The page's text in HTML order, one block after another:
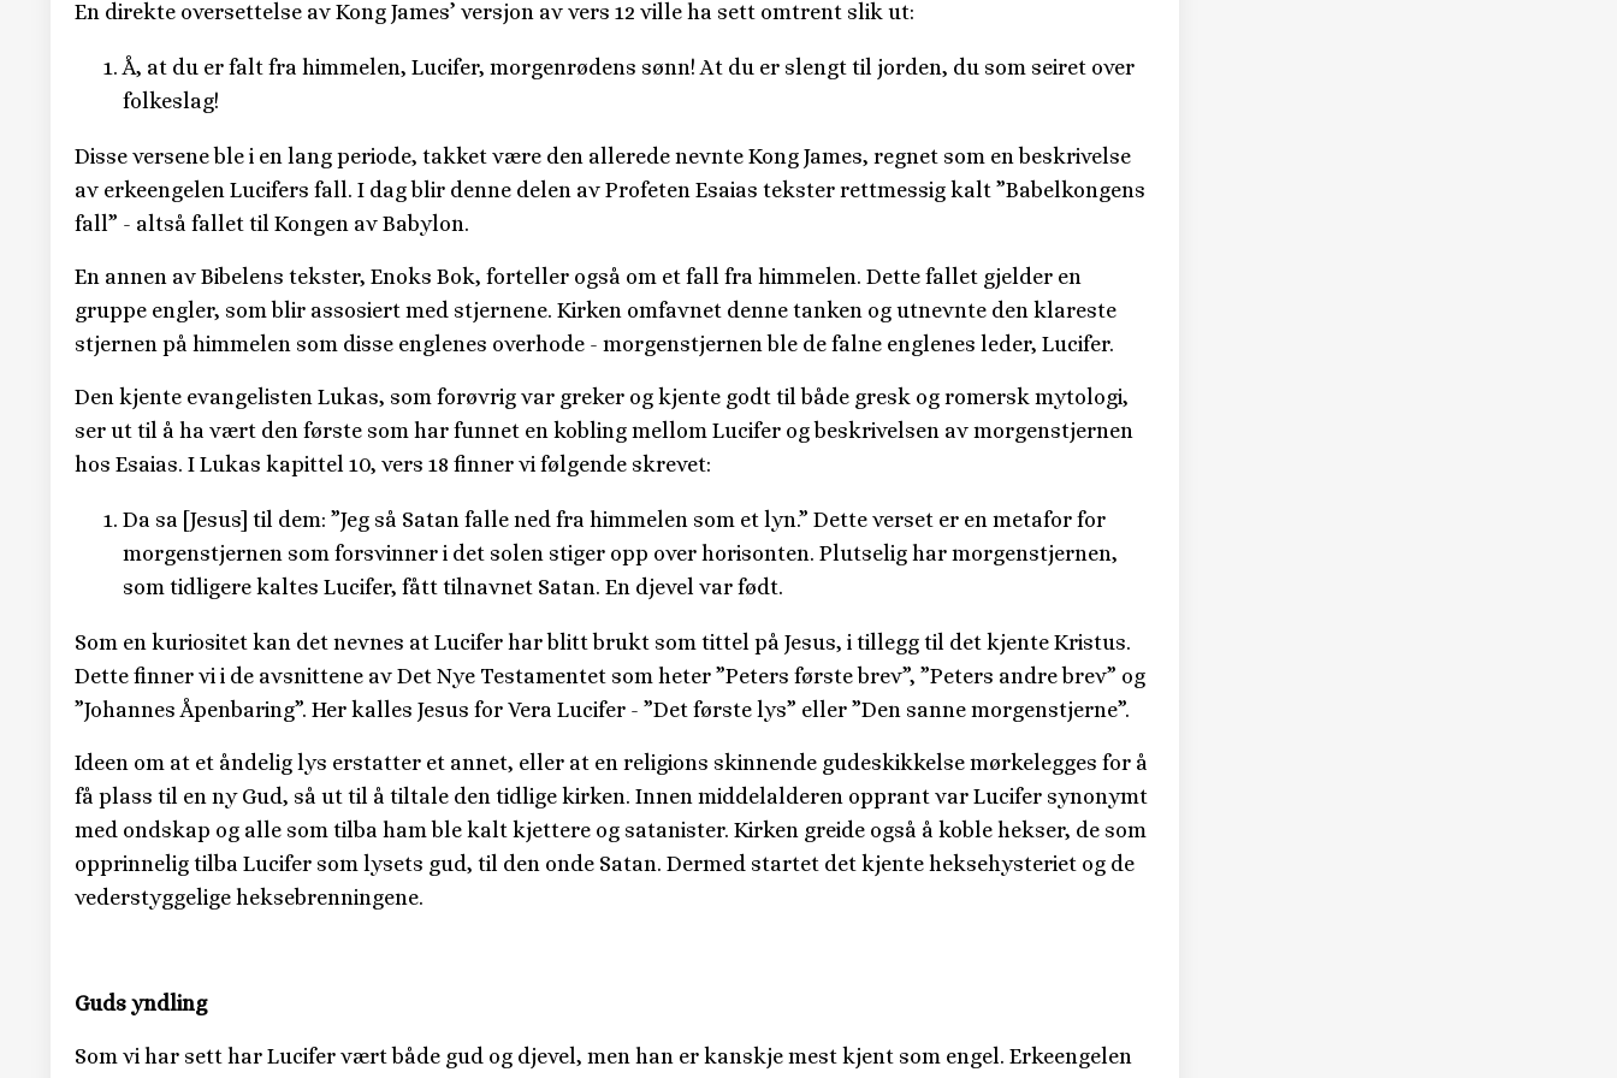
En direkte oversettelse av Kong James’ versjon av vers 12 ville ha sett omtrent slik ut:
Å, at du er falt fra himmelen, Lucifer, morgenrødens sønn! At du er slengt til jorden, du som seiret over
folkeslag!
Disse versene ble i en lang periode, takket være den allerede nevnte Kong James, regnet som en beskrivelse
av erkeengelen Lucifers fall. I dag blir denne delen av Profeten Esaias tekster rettmessig kalt ”Babelkongens
fall” - altså fallet til Kongen av Babylon.
En annen av Bibelens tekster, Enoks Bok, forteller også om et fall fra himmelen. Dette fallet gjelder en
gruppe engler, som blir assosiert med stjernene. Kirken omfavnet denne tanken og utnevnte den klareste
stjernen på himmelen som disse englenes overhode - morgenstjernen ble de falne englenes leder, Lucifer.
Den kjente evangelisten Lukas, som forøvrig var greker og kjente godt til både gresk og romersk mytologi,
ser ut til å ha vært den første som har funnet en kobling mellom Lucifer og beskrivelsen av morgenstjernen
hos Esaias. I Lukas kapittel 10, vers 18 finner vi følgende skrevet:
Da sa [Jesus] til dem: ”Jeg så Satan falle ned fra himmelen som et lyn.” Dette verset er en metafor for
morgenstjernen som forsvinner i det solen stiger opp over horisonten. Plutselig har morgenstjernen,
som tidligere kaltes Lucifer, fått tilnavnet Satan. En djevel var født.
Som en kuriositet kan det nevnes at Lucifer har blitt brukt som tittel på Jesus, i tillegg til det kjente Kristus.
Dette finner vi i de avsnittene av Det Nye Testamentet som heter ”Peters første brev”, ”Peters andre brev” og
”Johannes Åpenbaring”. Her kalles Jesus for Vera Lucifer - ”Det første lys” eller ”Den sanne morgenstjerne”.
Ideen om at et åndelig lys erstatter et annet, eller at en religions skinnende gudeskikkelse mørkelegges for å
få plass til en ny Gud, så ut til å tiltale den tidlige kirken. Innen middelalderen opprant var Lucifer synonymt
med ondskap og alle som tilba ham ble kalt kjettere og satanister. Kirken greide også å koble hekser, de som
opprinnelig tilba Lucifer som lysets gud, til den onde Satan. Dermed startet det kjente heksehysteriet og de
vederstyggelige heksebrenningene.
Guds yndling
Som vi har sett har Lucifer vært både gud og djevel, men han er kanskje mest kjent som engel. Erkeengelen